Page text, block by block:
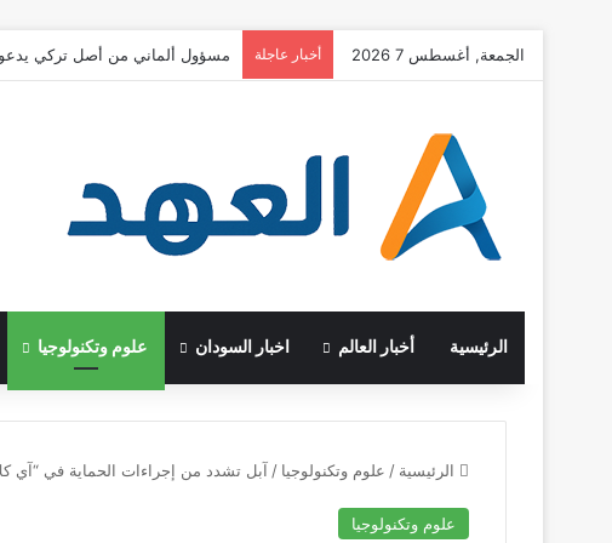
الجمعة, أغسطس 7 2026 أخبار عاجلة مسؤول ألماني من أصل تركي
الرئيسية أخبار العالم اخبار السودان علوم وتكنولوجيا
الرئيسية / علوم وتكنولوجيا / آبل تشدد من إجراءات الحماية في “آي
علوم وتكنولوجيا